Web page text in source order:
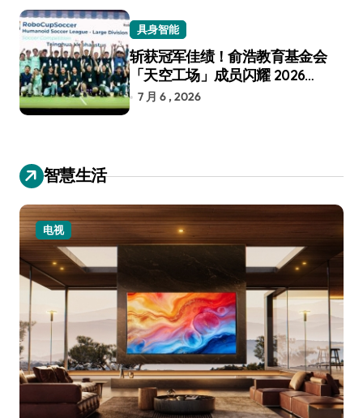
具身智能
斩获冠军佳绩！俞浩教育基金会
「天空工场」成员闪耀 2026
RoboCup 机器人世界杯
7 月 6 , 2026
智慧生活
小家电